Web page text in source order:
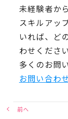
未経験者か
スキルアッ
いれば、ど
わせください
多くのお問
お問い合わ
前へ